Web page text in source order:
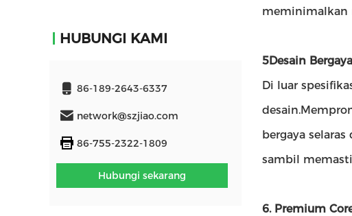
HUBUNGI KAMI
86-189-2643-6337
network@szjiao.com
86-755-2322-1809
Hubungi sekarang
meminimalkan
5Desain
Di luar
bergaya
sambil
6. Premium